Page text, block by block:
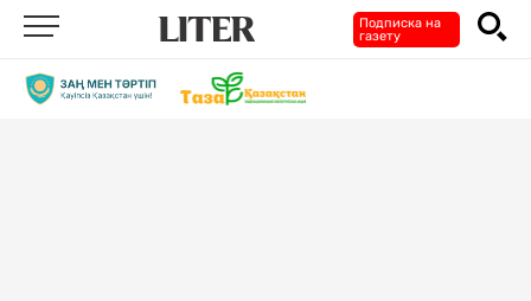
Подписка на
газету